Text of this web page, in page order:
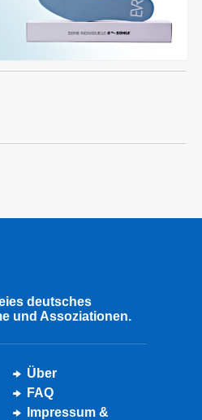
deutsches
und Assoziationen.
Über
FAQ
Impressum &